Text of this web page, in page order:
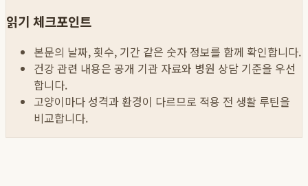
읽기 체크포인트
본문의 날짜, 횟수, 기간 같은 숫자 정보를 함께 확인합니다.
건강 관련 내용은 공개 기관 자료와 병원 상담 기준을 우선
합니다.
고양이마다 성격과 환경이 다르므로 적용 전 생활 루틴을
비교합니다.